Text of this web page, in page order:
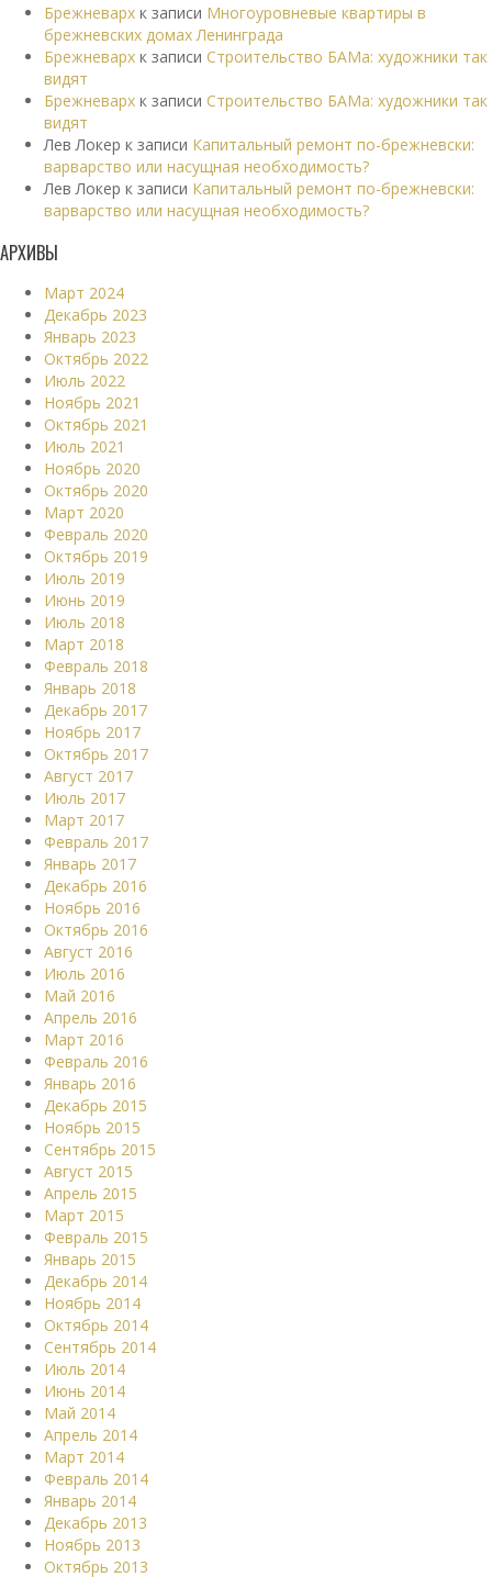
Брежневарх к записи Многоуровневые квартиры в
брежневских домах Ленинграда
Брежневарх к записи Строительство БАМа: художники так
видят
Брежневарх к записи Строительство БАМа: художники так
видят
Лев Локер к записи Капитальный ремонт по-брежневски:
варварство или насущная необходимость?
Лев Локер к записи Капитальный ремонт по-брежневски:
варварство или насущная необходимость?
АРХИВЫ
Март 2024
Декабрь 2023
Январь 2023
Октябрь 2022
Июль 2022
Ноябрь 2021
Октябрь 2021
Июль 2021
Ноябрь 2020
Октябрь 2020
Март 2020
Февраль 2020
Октябрь 2019
Июль 2019
Июнь 2019
Июль 2018
Март 2018
Февраль 2018
Январь 2018
Декабрь 2017
Ноябрь 2017
Октябрь 2017
Август 2017
Июль 2017
Март 2017
Февраль 2017
Январь 2017
Декабрь 2016
Ноябрь 2016
Октябрь 2016
Август 2016
Июль 2016
Май 2016
Апрель 2016
Март 2016
Февраль 2016
Январь 2016
Декабрь 2015
Ноябрь 2015
Сентябрь 2015
Август 2015
Апрель 2015
Март 2015
Февраль 2015
Январь 2015
Декабрь 2014
Ноябрь 2014
Октябрь 2014
Сентябрь 2014
Июль 2014
Июнь 2014
Май 2014
Апрель 2014
Март 2014
Февраль 2014
Январь 2014
Декабрь 2013
Ноябрь 2013
Октябрь 2013